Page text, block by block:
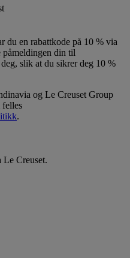
du en rabattkode på 10 % via
påmeldingen din til
slik at du sikrer deg 10 %
og Le Creuset Group
felles
.
Le Creuset.